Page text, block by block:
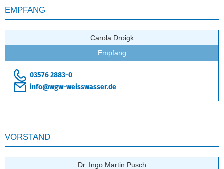
EMPFANG
Carola Droigk
Empfang
03576 2883-0
info@wgw-weisswasser.de
VORSTAND
Dr. Ingo Martin Pusch